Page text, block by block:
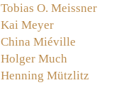
Tobias O. Meissner
Kai Meyer
China Miéville
Holger Much
Henning Mützlitz